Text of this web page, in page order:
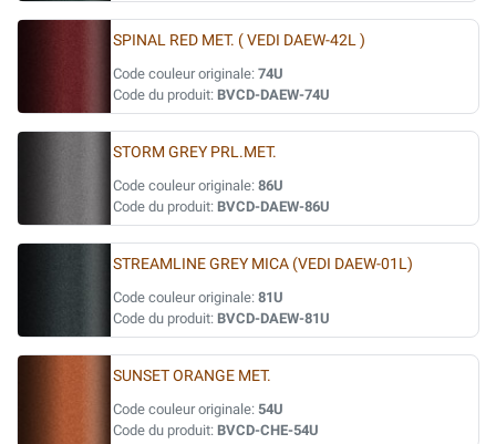
SPINAL RED MET. ( VEDI DAEW-42L )
Code couleur originale: 74U
Code du produit: BVCD-DAEW-74U
STORM GREY PRL.MET.
Code couleur originale: 86U
Code du produit: BVCD-DAEW-86U
STREAMLINE GREY MICA (VEDI DAEW-01L)
Code couleur originale: 81U
Code du produit: BVCD-DAEW-81U
SUNSET ORANGE MET.
Code couleur originale: 54U
Code du produit: BVCD-CHE-54U